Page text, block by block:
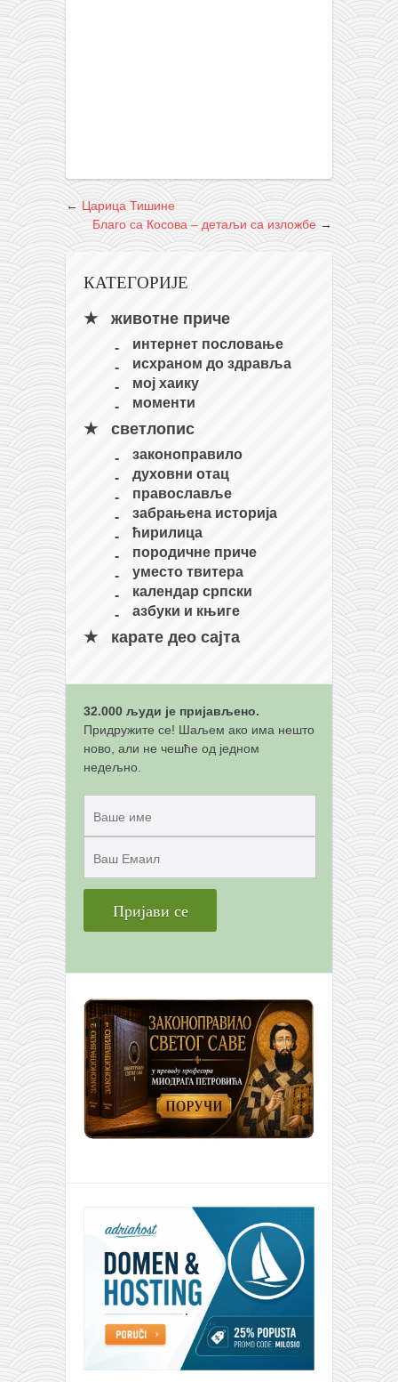
← Царица Тишине
Благо са Косова – детаљи са изложбе →
КАТЕГОРИЈЕ
животне приче
интернет пословање
исхраном до здравља
мој хаику
моменти
светлопис
законоправило
духовни отац
православље
забрањена историја
ћирилица
породичне приче
уместо твитера
календар српски
азбуки и књиге
карате део сајта
32.000 људи је пријављено.
Придружите се! Шаљем ако има нешто
ново, али не чешће од једном
недељно.